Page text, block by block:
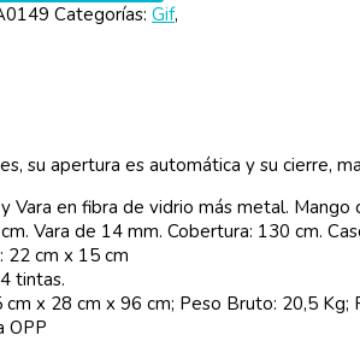
Categorías: Gif,
su apertura es automática y su cierre,
Vara en fibra de vidrio más metal. Mango
Vara de 14 mm. Cobertura: 130 cm.
22 cm x 15 cm
tintas.
x 28 cm x 96 cm; Peso Bruto: 20,5 Kg;
OPP